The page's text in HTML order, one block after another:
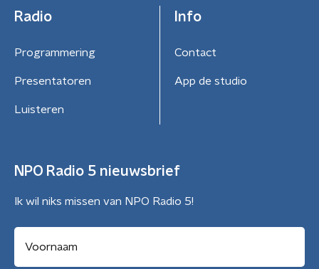
Radio
Programmering
Presentatoren
Luisteren
Info
Contact
App de studio
NPO Radio 5 nieuwsbrief
Ik wil niks missen van NPO Radio 5!